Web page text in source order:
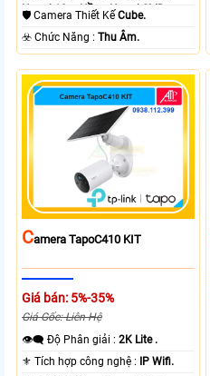
Ngoại 10m Hồng Ngoại SMD.
🛡 Camera Thiết KếCube.
️☣️ Chức Năng :Thu Âm.
CAmera TapoC410 KIT
Giá bán: 5%-35%
Giá Gốc: Liên Hệ
👁️‍🗨 Độ Phân giải :2K Lite .
⚜️ Tích hợp công nghệ :
IP Wifi.